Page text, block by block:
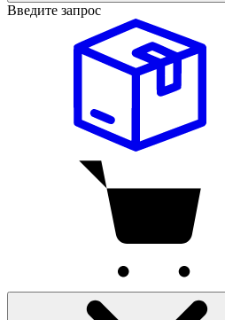
Введите запрос